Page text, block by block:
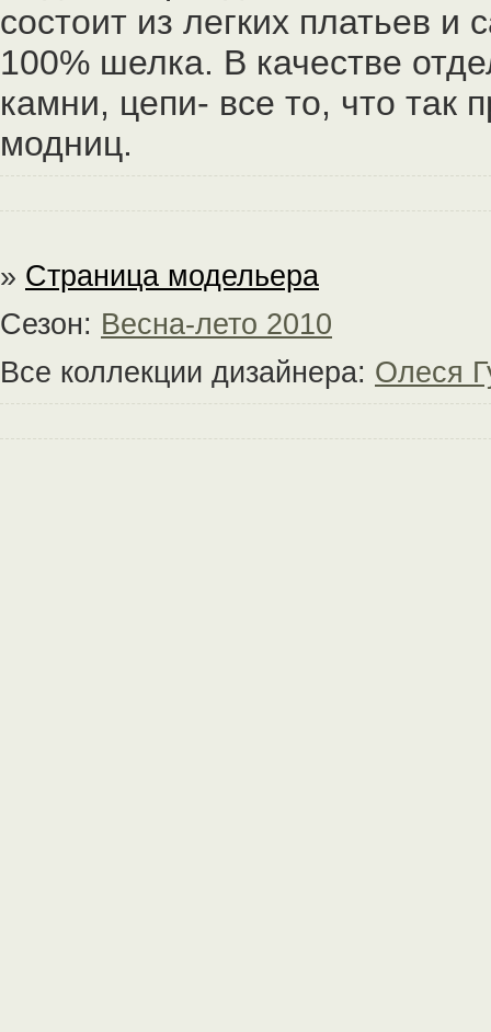
состоит из легких платьев
100% шелка. В качестве
камни, цепи- все то, что так
модниц.
» Страница модельера
Сезон: Весна-лето 2010
Все коллекции дизайнера: Олеся